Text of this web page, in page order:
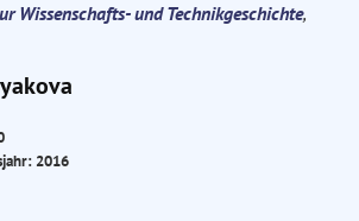
Wissenschafts- und Technikgeschichte,
2016